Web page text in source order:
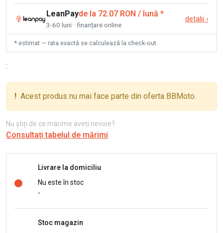
LeanPayde la 72.07 RON / lună *
3-60 luni · finanțare online
detalii ›
* estimat — rata exactă se calculează la check-out
:
! Acest produs nu mai face parte din oferta BBMoto.
Nu știți de ce mărime aveți nevoie?
Consultați tabelul de mărimi
Livrare la domiciliu
Nu este în stoc
-
Stoc magazin